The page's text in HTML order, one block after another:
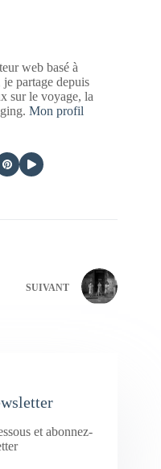
web basé à
partage depuis
sur le voyage, la
Mon profil
SUIVANT
et abonnez-